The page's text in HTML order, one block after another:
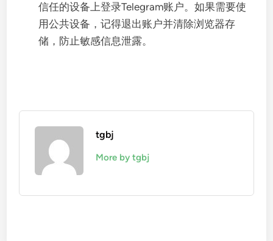
信任的设备上登录Telegram账户。如果需要使
用公共设备，记得退出账户并清除浏览器存
储，防止敏感信息泄露。
tgbj
More by tgbj